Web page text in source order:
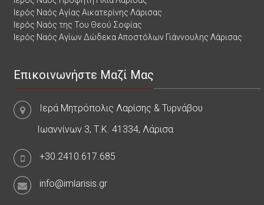
Ιερός Ναός Αγίας Αικατερίνης Λάρισας
Ιερός Ναός της Του Θεού Σοφίας
Ιερός Ναός Αγίων Δώδεκα Αποστόλων Γιάννουλης Λάρισας
Επικοινωνήστε Μαζί Μας
Ιερά Μητρόπολις Λαρίσης & Τυρνάβου
Ιωαννίνων 3, Τ.Κ. 41334, Λάρισα
+30.2410.617.685
info@imlarisis.gr